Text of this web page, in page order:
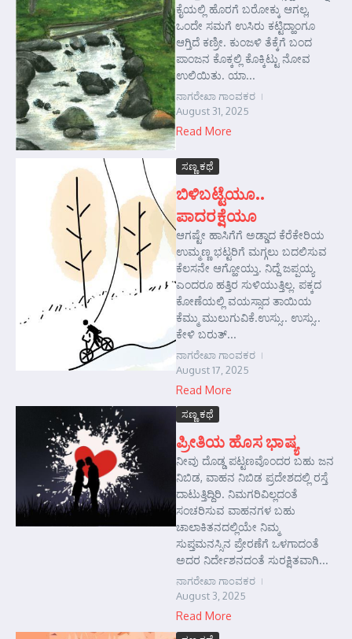
ಕೈಯಲ್ಲಿ ಹೊರಗೆ ಬರೋಕ್ಕು ಆಗಲ್ಲ,
ಒಂದೇ ಸಮಗೆ ಉಸಿರು ಕಟ್ಟಿದ್ಹಾಂಗೂ
ಆಗ್ತಿದೆ ಕಣ್ರೀ. ಕುಂಜಳಿ ತೆಕ್ಕೆಗೆ ಬಂದ
ಪಾಂಜನ ಕೊಕ್ಕಲ್ಲಿ ಕೊಕ್ಕಿಟ್ಟು ನೋವ
ಉಲಿಯಿತು. ಯಾ...
ನಾಗರೇಖಾ ಗಾಂವಕರ
August 31, 2025
Read More
ಸಣ್ಣ ಕಥೆ
ಬಿಳಿಬಟ್ಟೆಯೂ..
ಪಾದರಕ್ಷೆಯೂ
ಆಗಷ್ಟೇ ಹಾಸಿಗೆಗೆ ಅಡ್ಡಾದ ಕೆರೆಕೇರಿಯ
ಉಮ್ಮಣ್ಣ ಭಟ್ಟರಿಗೆ ಮಗ್ಗಲು ಬದಲಿಸುವ
ಕೆಲಸನೇ ಆಗ್ಹೋಯ್ತು. ನಿದ್ದೆ ಜಪ್ಪಯ್ಯ
ಎಂದರೂ ಹತ್ತಿರ ಸುಳಿಯುತ್ತಿಲ್ಲ. ಪಕ್ಕದ
ಕೋಣೆಯಲ್ಲಿ ವಯಸ್ಸಾದ ತಾಯಿಯ
ಕೆಮ್ಮು ಮುಲುಗುವಿಕೆ.ಉಸ್ಸು.. ಉಸ್ಸು..
ಕೇಳಿ ಬರುತ್...
ನಾಗರೇಖಾ ಗಾಂವಕರ
August 17, 2025
Read More
ಸಣ್ಣ ಕಥೆ
ಪ್ರೀತಿಯ ಹೊಸ ಭಾಷ್ಯ
ನೀವು ದೊಡ್ಡ ಪಟ್ಟಣವೊಂದರ ಬಹು ಜನ
ನಿಬಿಡ, ವಾಹನ ನಿಬಿಡ ಪ್ರದೇಶದಲ್ಲಿ ರಸ್ತೆ
ದಾಟುತ್ತಿದ್ದಿರಿ. ನಿಮಗರಿವಿಲ್ಲದಂತೆ
ಸಂಚರಿಸುವ ವಾಹನಗಳ ಬಹು
ಚಾಲಾಕಿತನದಲ್ಲಿಯೇ ನಿಮ್ಮ
ಸುಪ್ತಮನಸ್ಸಿನ ಪ್ರೇರಣೆಗೆ ಒಳಗಾದಂತೆ
ಅದರ ನಿರ್ದೇಶನದಂತೆ ಸುರಕ್ಷಿತವಾಗಿ...
ನಾಗರೇಖಾ ಗಾಂವಕರ
August 3, 2025
Read More